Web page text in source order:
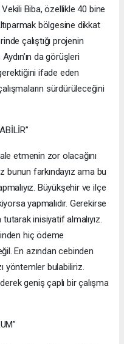
Biba, özellikle 40 bine
bölgesine dikkat
çalıştığı projenin
da görüşleri
ifade eden
sürdürüleceğini
etmenin zor olacağını
bunun farkındayız ama bu
Büyükşehir ve ilçe
yapmalıdır. Gerekirse
inisiyatif almalıyız.
hiç ödeme
En azından cebinden
yöntemler bulabiliriz.
geniş çaplı bir çalışma